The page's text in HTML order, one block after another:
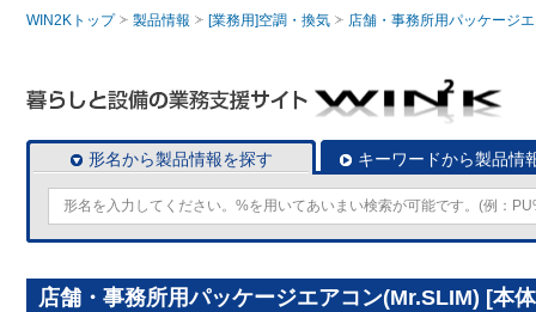
WIN2Kトップ 製品情報 [業務用]空調・換気 店舗・事務所用パッケージ
形名から製品情報を探す キーワードから製品情
店舗・事務所用パッケージエアコン(Mr.SLIM) [本